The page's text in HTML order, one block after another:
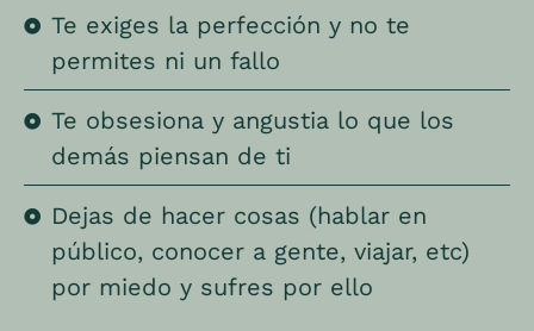
Te exiges la perfección y no te
permites ni un fallo
Te obsesiona y angustia lo que los
demás piensan de ti
Dejas de hacer cosas (hablar en
público, conocer a gente, viajar, etc)
por miedo y sufres por ello